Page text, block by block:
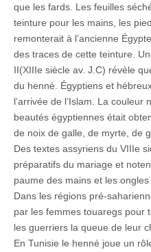
que les fards. Les feuilles
teinture pour les mains, les
remonterait à l’ancienne
des traces de cette teinture.
II(XIIIe siècle av. J.C) révèle
du henné. Égyptiens et
l’arrivée de l’Islam. La
beautés égyptiennes était
de noix de galle, de myrte, de
Des textes assyriens du VIIIe
préparatifs du mariage et
paume des mains et les
Dans les régions pré-
par les femmes touaregs pour
les guerriers la queue de leur
En Tunisie le henné joue un